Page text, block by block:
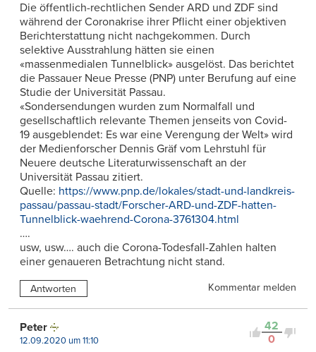
Die öffentlich-rechtlichen Sender ARD und ZDF sind
während der Coronakrise ihrer Pflicht einer objektiven
Berichterstattung nicht nachgekommen. Durch
selektive Ausstrahlung hätten sie einen
«massenmedialen Tunnelblick» ausgelöst. Das berichtet
die Passauer Neue Presse (PNP) unter Berufung auf eine
Studie der Universität Passau.
«Sondersendungen wurden zum Normalfall und
gesellschaftlich relevante Themen jenseits von Covid-
19 ausgeblendet: Es war eine Verengung der Welt» wird
der Medienforscher Dennis Gräf vom Lehrstuhl für
Neuere deutsche Literaturwissenschaft an der
Universität Passau zitiert.
Quelle: https://www.pnp.de/lokales/stadt-und-landkreis-
passau/passau-stadt/Forscher-ARD-und-ZDF-hatten-
Tunnelblick-waehrend-Corona-3761304.html
….
usw, usw…. auch die Corona-Todesfall-Zahlen halten
einer genaueren Betrachtung nicht stand.
Antworten Kommentar melden
42
0
Peter
12.09.2020 um 11:10